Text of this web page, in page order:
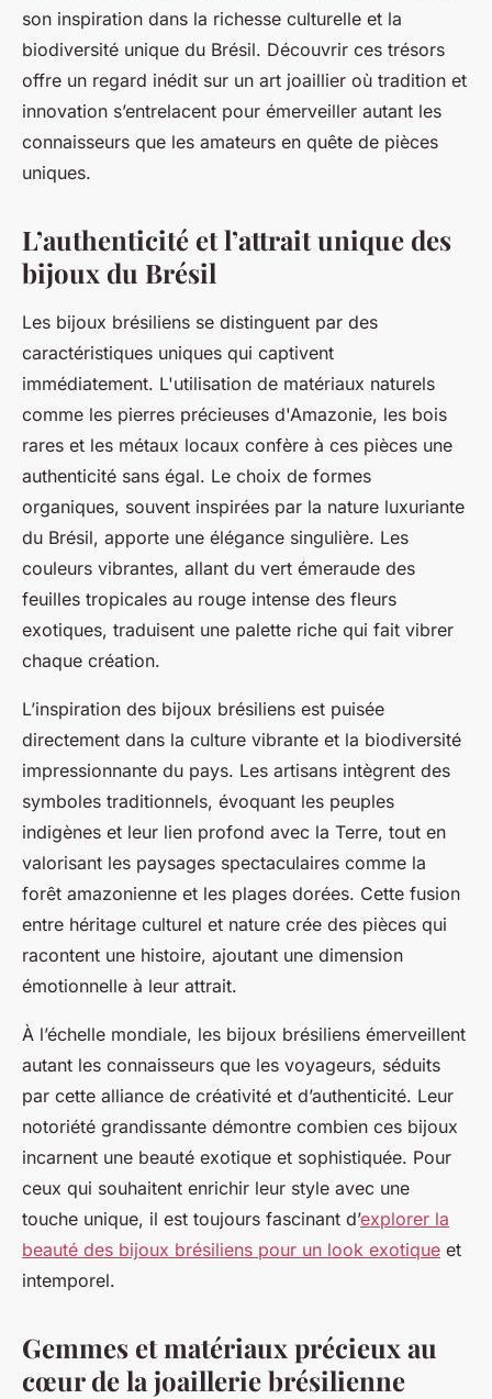
Lou•19 octobre 2025• 8 min de lecture
son inspiration dans la richesse culturelle et la
biodiversité unique du Brésil. Découvrir ces trésors
offre un regard inédit sur un art joaillier où tradition et
innovation s’entrelacent pour émerveiller autant les
connaisseurs que les amateurs en quête de pièces
uniques.
L’authenticité et l’attrait unique des
bijoux du Brésil
Les bijoux brésiliens se distinguent par des
caractéristiques uniques qui captivent
immédiatement. L'utilisation de matériaux naturels
comme les pierres précieuses d'Amazonie, les bois
rares et les métaux locaux confère à ces pièces une
authenticité sans égal. Le choix de formes
organiques, souvent inspirées par la nature luxuriante
du Brésil, apporte une élégance singulière. Les
couleurs vibrantes, allant du vert émeraude des
feuilles tropicales au rouge intense des fleurs
exotiques, traduisent une palette riche qui fait vibrer
chaque création.
L’inspiration des bijoux brésiliens est puisée
directement dans la culture vibrante et la biodiversité
impressionnante du pays. Les artisans intègrent des
symboles traditionnels, évoquant les peuples
indigènes et leur lien profond avec la Terre, tout en
valorisant les paysages spectaculaires comme la
forêt amazonienne et les plages dorées. Cette fusion
entre héritage culturel et nature crée des pièces qui
racontent une histoire, ajoutant une dimension
émotionnelle à leur attrait.
À l’échelle mondiale, les bijoux brésiliens émerveillent
autant les connaisseurs que les voyageurs, séduits
par cette alliance de créativité et d’authenticité. Leur
notoriété grandissante démontre combien ces bijoux
incarnent une beauté exotique et sophistiquée. Pour
ceux qui souhaitent enrichir leur style avec une
touche unique, il est toujours fascinant d’explorer la
beauté des bijoux brésiliens pour un look exotique et
intemporel.
Gemmes et matériaux précieux au
cœur de la joaillerie brésilienne